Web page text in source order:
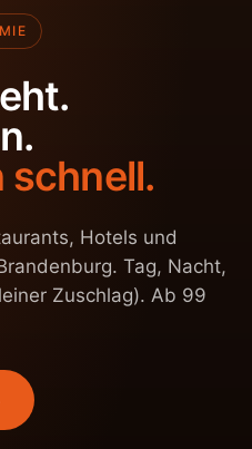
schnell.
Hotels und
Tag, Nacht,
Zuschlag). Ab 99